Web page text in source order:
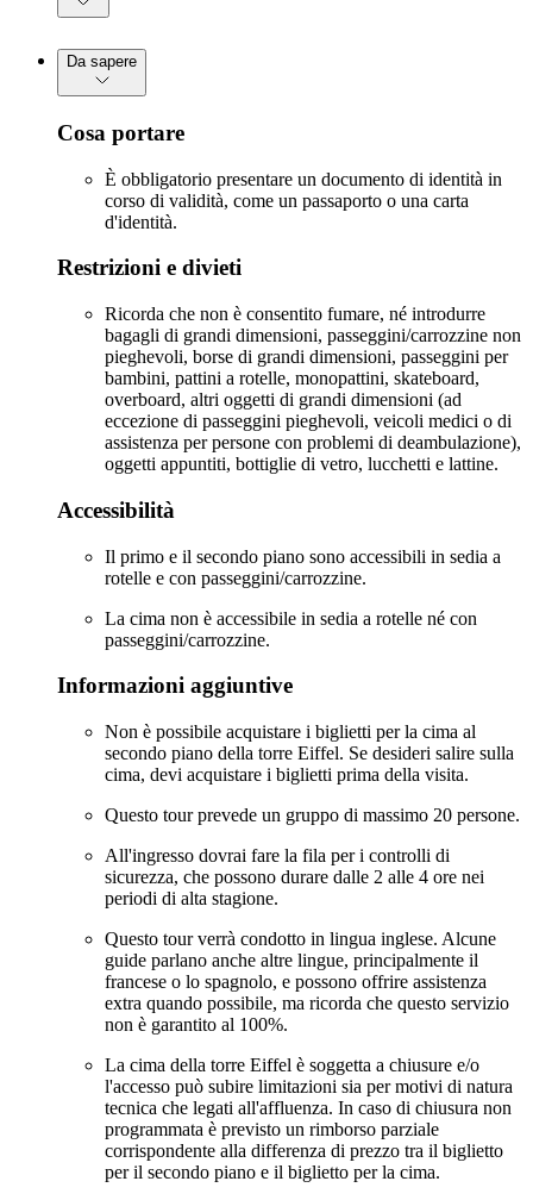
Da sapere
Cosa portare
È obbligatorio presentare un documento di identità in
corso di validità, come un passaporto o una carta
d'identità.
Restrizioni e divieti
Ricorda che non è consentito fumare, né introdurre
bagagli di grandi dimensioni, passeggini/carrozzine non
pieghevoli, borse di grandi dimensioni, passeggini per
bambini, pattini a rotelle, monopattini, skateboard,
overboard, altri oggetti di grandi dimensioni (ad
eccezione di passeggini pieghevoli, veicoli medici o di
assistenza per persone con problemi di deambulazione),
oggetti appuntiti, bottiglie di vetro, lucchetti e lattine.
Accessibilità
Il primo e il secondo piano sono accessibili in sedia a
rotelle e con passeggini/carrozzine.
La cima non è accessibile in sedia a rotelle né con
passeggini/carrozzine.
Informazioni aggiuntive
Non è possibile acquistare i biglietti per la cima al
secondo piano della torre Eiffel. Se desideri salire sulla
cima, devi acquistare i biglietti prima della visita.
Questo tour prevede un gruppo di massimo 20 persone.
All'ingresso dovrai fare la fila per i controlli di
sicurezza, che possono durare dalle 2 alle 4 ore nei
periodi di alta stagione.
Questo tour verrà condotto in lingua inglese. Alcune
guide parlano anche altre lingue, principalmente il
francese o lo spagnolo, e possono offrire assistenza
extra quando possibile, ma ricorda che questo servizio
non è garantito al 100%.
La cima della torre Eiffel è soggetta a chiusure e/o
l'accesso può subire limitazioni sia per motivi di natura
tecnica che legati all'affluenza. In caso di chiusura non
programmata è previsto un rimborso parziale
corrispondente alla differenza di prezzo tra il biglietto
per il secondo piano e il biglietto per la cima.